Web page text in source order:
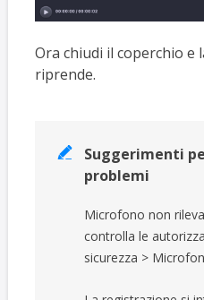
Ora chiudi il coperchio e
riprende.

Suggerimenti
problemi
Microfono non
controlla le
sicurezza >